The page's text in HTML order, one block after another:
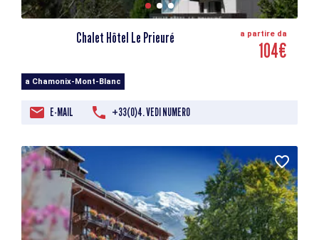
Chalet Hôtel Le Prieuré a partire da
104€
a Chamonix-Mont-Blanc
E-MAIL +33(0)4. VEDI NUMERO